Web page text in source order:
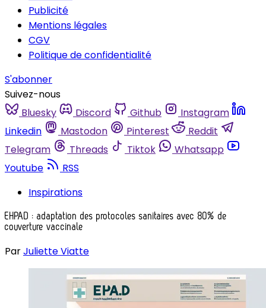
Publicité
Mentions légales
CGV
Politique de confidentialité
S'abonner
Suivez-nous
Bluesky
Discord Github
Instagram
Linkedin
Mastodon Pinterest
Reddit
Telegram
Threads Tiktok
Whatsapp
Youtube
RSS
Inspirations
EHPAD : adaptation des protocoles sanitaires avec 80% de
couverture vaccinale
ParJuliette Viatte